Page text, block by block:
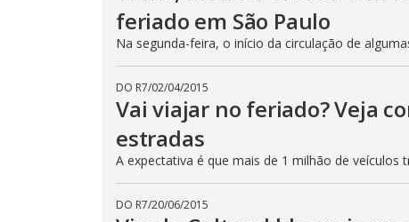
feriado em São Paulo
Na segunda-feira, o início da circulação de
DO R7/02/04/2015
Vai viajar no feriado? Veja
estradas
A expectativa é que mais de 1 milhão de veículos
DO R7/20/06/2015